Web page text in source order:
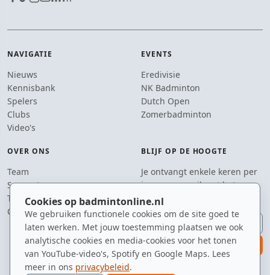
Cookies op badmintonline.nl
We gebruiken functionele cookies om de site goed te
laten werken. Met jouw toestemming plaatsen we ook
analytische cookies en media-cookies voor het tonen
van YouTube-video's, Spotify en Google Maps. Lees
meer in ons privacybeleid.
NAVIGATIE
Nieuws
Kennisbank
Spelers
Clubs
Video's
EVENTS
Eredivisie
NK Badminton
Dutch Open
Zomerbadminton
OVER ONS
Team
Supporters
Tip de redactie
Contact
BLIJF OP DE HOOGTE
Je ontvangt enkele keren per
jaar een e-mail met het
laatste badmintonnieuws.
E-mailadres
aanmelden